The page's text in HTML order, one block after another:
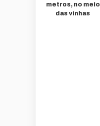
metros, no meio
das vinhas